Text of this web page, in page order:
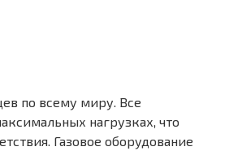
по всему миру. Все
нагрузках, что
Газовое оборудование